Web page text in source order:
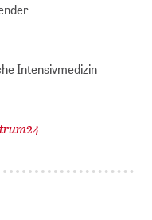
Intensivmedizin